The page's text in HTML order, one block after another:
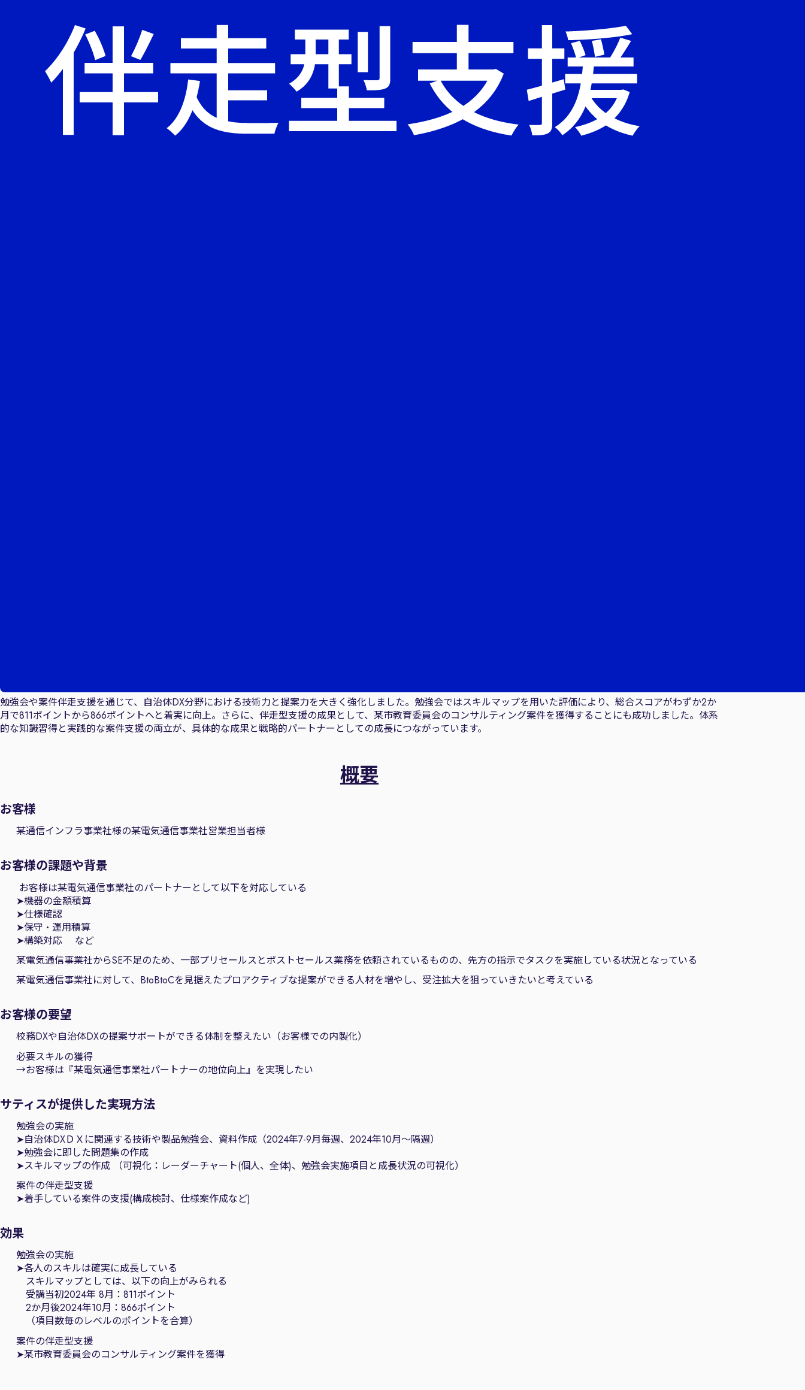
勉強会や案件伴走支援を通じて、自治体DX分野における技術力と提案力を大きく強化しました。勉強会ではスキルマップを用いた評価により、総合スコアがわずか2か
月で811ポイントから866ポイントへと着実に向上。さらに、伴走型支援の成果として、某市教育委員会のコンサルティング案件を獲得することにも成功しました。体系
的な知識習得と実践的な案件支援の両立が、具体的な成果と戦略的パートナーとしての成長につながっています。
概要
お客様
某通信インフラ事業社様の某電気通信事業社営業担当者様
お客様の課題や背景
お客様は某電気通信事業社のパートナーとして以下を対応している
➤機器の金額積算
➤仕様確認
➤保守・運用積算
➤構築対応 など
某電気通信事業社からSE不足のため、一部プリセールスとポストセールス業務を依頼されているものの、先方の指示でタスクを実施している状況となっている
某電気通信事業社に対して、BtoBtoCを見据えたプロアクティブな提案ができる人材を増やし、受注拡大を狙っていきたいと考えている
お客様の要望
校務DXや自治体DXの提案サポートができる体制を整えたい（お客様での内製化）
必要スキルの獲得
→お客様は『某電気通信事業社パートナーの地位向上』を実現したい
サティスが提供した実現方法
勉強会の実施
➤自治体DXＤＸに関連する技術や製品勉強会、資料作成（2024年7-9月毎週、2024年10月～隔週）
➤勉強会に即した問題集の作成
➤スキルマップの作成 （可視化：レーダーチャート(個人、全体)、勉強会実施項目と成長状況の可視化）
案件の伴走型支援
➤着手している案件の支援(構成検討、仕様案作成など)
効果
勉強会の実施
➤各人のスキルは確実に成長している
スキルマップとしては、以下の向上がみられる
受講当初2024年 8月：811ポイント
2か月後2024年10月：866ポイント
（項目数毎のレベルのポイントを合算）
案件の伴走型支援
➤某市教育委員会のコンサルティング案件を獲得